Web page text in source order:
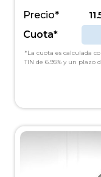
Precio*
Cuota*
*La cuota es calculada
TIN de 6.95% y un plazo